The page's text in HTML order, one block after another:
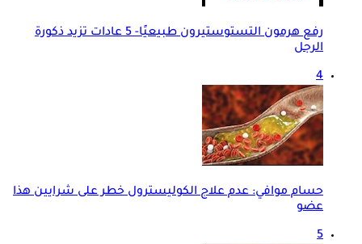
رفع هرمون التستوستيرون طبيعيًا- 5 عادات تزيد ذكورة
الرجل
4
حسام موافي: عدم علاج الكوليسترول خطر على شرايين هذا
عضو
5